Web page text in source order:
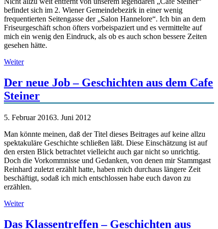
befindet sich im 2. Wiener Gemeindebezirk in einer wenig
frequentierten Seitengasse der „Salon Hannelore“. Ich bin an dem
Friseurgeschäft schon öfters vorbeispaziert und es vermittelte auf
mich ein wenig den Eindruck, als ob es auch schon bessere Zeiten
gesehen hätte.
Weiter
Der neue Job – Geschichten aus dem Cafe
Steiner
5. Februar 20163. Juni 2012
Man könnte meinen, daß der Titel dieses Beitrages auf keine allzu
spektakuläre Geschichte schließen läßt. Diese Einschätzung ist auf
den ersten Blick betrachtet vielleicht auch gar nicht so unrichtig.
Doch die Vorkommnisse und Gedanken, von denen mir Stammgast
Reinhard zuletzt erzählt hatte, haben mich durchaus längere Zeit
beschäftigt, sodaß ich mich entschlossen habe euch davon zu
erzählen.
Weiter
Das Klassentreffen – Geschichten aus